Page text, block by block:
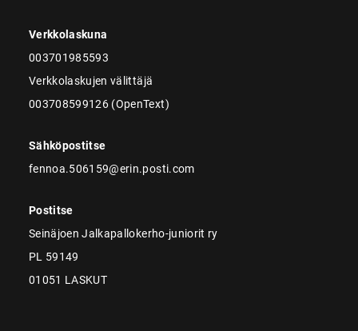
Verkkolaskuna
003701985593
Verkkolaskujen välittäjä
003708599126 (OpenText)
Sähköpostitse
fennoa.506159@erin.posti.com
Postitse
Seinäjoen Jalkapallokerho-juniorit ry
PL 59149
01051 LASKUT